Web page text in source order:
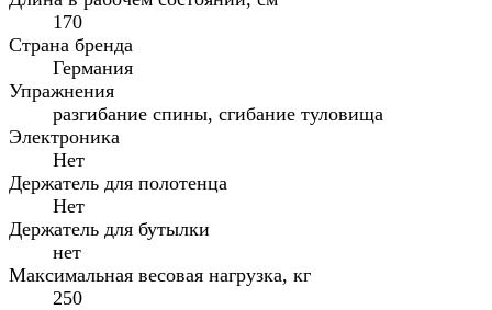
170
Страна бренда
Германия
Упражнения
разгибание спины, сгибание туловища
Электроника
Нет
Держатель для полотенца
Нет
Держатель для бутылки
нет
Максимальная весовая нагрузка, кг
250